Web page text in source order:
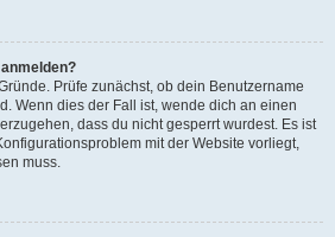
Prüfe zunächst, ob dein Benutzername
Wenn dies der Fall ist, wende dich an einen
dass du nicht gesperrt wurdest. Es ist
mit der Website vorliegt,
muss.